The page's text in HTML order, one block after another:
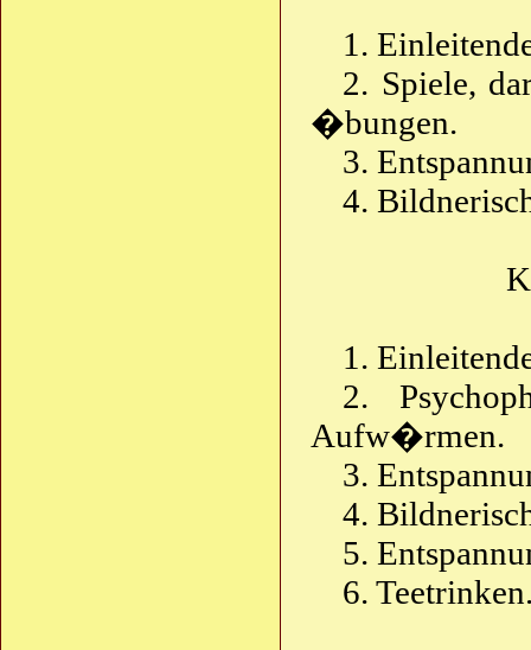
1.
2. Spiele,
�bungen.
3.
4.
1.
2.
Aufw�rmen.
3.
4.
5.
6.